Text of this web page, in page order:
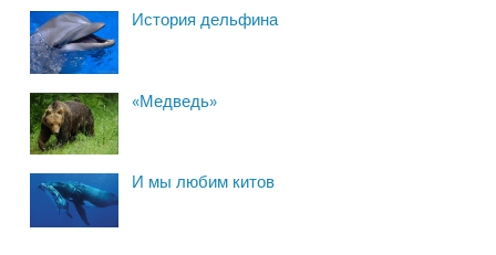
История дельфина
«Медведь»
И мы любим китов